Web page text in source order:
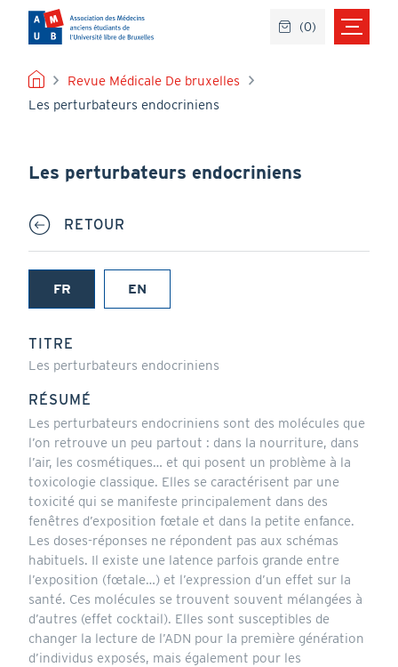
contenu
principal
FIL
D'ARIANE
Revue Médicale De bruxelles
Les perturbateurs endocriniens
Les perturbateurs endocriniens
RETOUR
FR
(onglet
EN
TITRE
Les perturbateurs endocriniens
RÉSUMÉ
Les perturbateurs endocriniens sont des molécules que
l’on retrouve un peu partout : dans la nourriture, dans
l’air, les cosmétiques… et qui posent un problème à la
toxicologie classique. Elles se caractérisent par une
toxicité qui se manifeste principalement dans des
fenêtres d’exposition fœtale et dans la petite enfance.
Les doses-réponses ne répondent pas aux schémas
habituels. Il existe une latence parfois grande entre
l’exposition (fœtale…) et l’expression d’un effet sur la
santé. Ces molécules se trouvent souvent mélangées à
d’autres (effet cocktail). Elles sont susceptibles de
changer la lecture de l’ADN pour la première génération
d’individus exposés, mais également pour les
(0)